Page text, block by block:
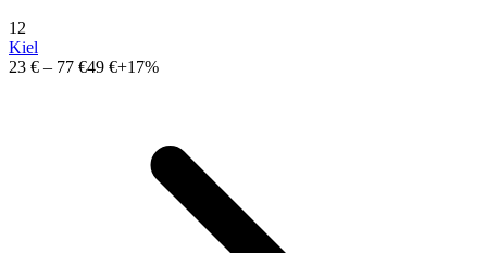
12
Kiel
23 € – 77 €49 €+17%